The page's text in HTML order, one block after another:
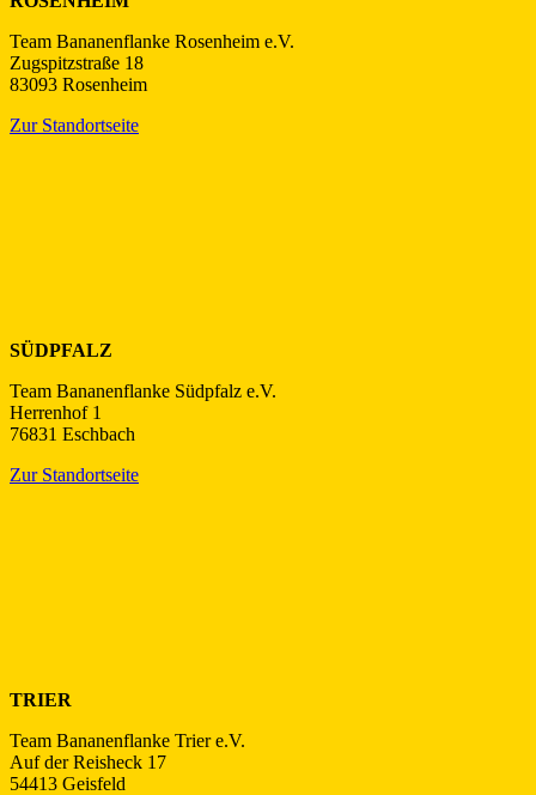
Team Bananenflanke Rosenheim e.V.
Zugspitzstraße 18
83093 Rosenheim
Zur Standortseite
SÜDPFALZ
Team Bananenflanke Südpfalz e.V.
Herrenhof 1
76831 Eschbach
Zur Standortseite
TRIER
Team Bananenflanke Trier e.V.
Auf der Reisheck 17
54413 Geisfeld